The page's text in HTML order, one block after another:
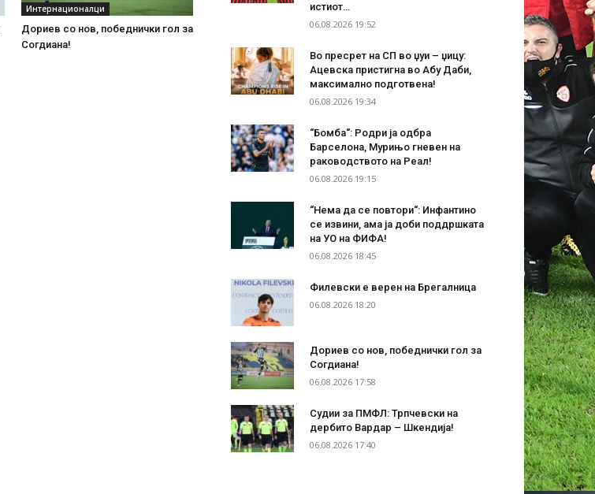
Интернационалци
Дориев со нов, победнички гол за
Согдиана!
истиот…
06.08.2026 19:52
Во пресрет на СП во џуи – џицу:
Ацевска пристигна во Абу Даби,
максимално подготвена!
06.08.2026 19:34
“Бомба“: Родри ја одбра
Барселона, Мурињо гневен на
раководството на Реал!
06.08.2026 19:15
“Нема да се повтори“: Инфантино
се извини, ама ја доби поддршката
на УО на ФИФА!
06.08.2026 18:45
Филевски е верен на Брегалница
06.08.2026 18:20
Дориев со нов, победнички гол за
Согдиана!
06.08.2026 17:58
Судии за ПМФЛ: Трпчевски на
дербито Вардар – Шкендија!
06.08.2026 17:40